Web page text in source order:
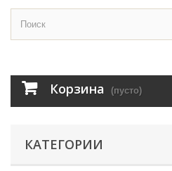
Корзина (пусто)
КАТЕГОРИИ